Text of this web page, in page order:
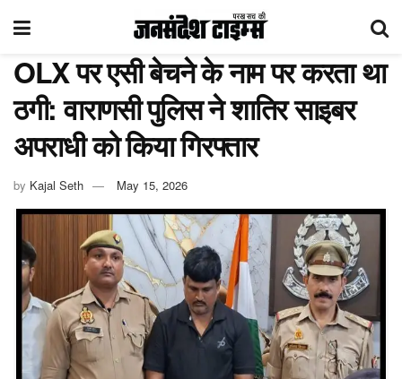
OLX पर एसी बेचने के नाम पर करता था
ठगी: वाराणसी पुलिस ने शातिर साइबर
अपराधी को किया गिरफ्तार
by Kajal Seth May 15, 2026